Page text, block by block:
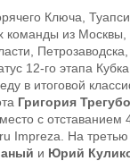
Ключа,
из Москвы,
12-го этапа Кубка
в итоговой
Григория
с отставанием
Impreza. На
и Юрий